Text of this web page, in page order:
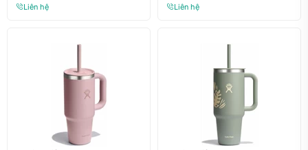
Liên hệ Liên hệ